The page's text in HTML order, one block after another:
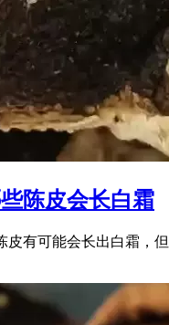
陈皮会长白霜
皮有可能会长出白霜，